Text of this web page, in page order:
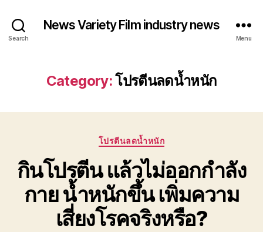
Search
News Variety Film industry news
Menu
Category:โปรตีนลดน้ำหนัก
Categories
โปรตีนลดน้ำหนัก
กินโปรตีน แล้วไม่ออกกำลัง
กาย น้ำหนักขึ้น เพิ่มความ
เสี่ยงโรคจริงหรือ?